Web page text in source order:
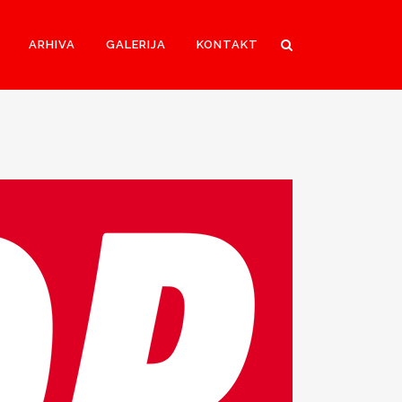
ARHIVA GALERIJA KONTAKT